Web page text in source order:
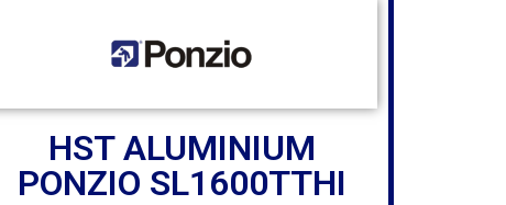
HST ALUMINIUM
PONZIO SL1600TTHI